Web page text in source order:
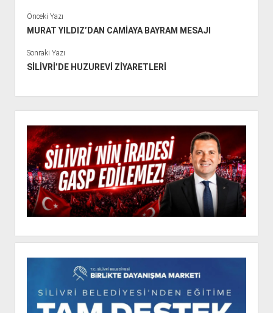
Önceki Yazı
MURAT YILDIZ’DAN CAMİAYA BAYRAM MESAJI
Sonraki Yazı
SİLİVRİ’DE HUZUREVİ ZİYARETLERİ